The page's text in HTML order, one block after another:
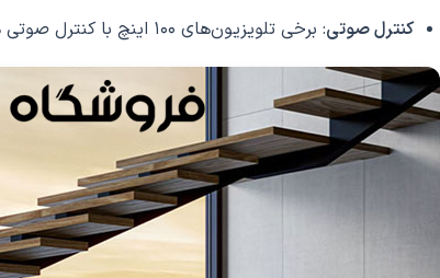
کنترل صوتی: برخی تلویزیون‌های 100 اینچ با کنترل صوتی هوشمند همراه هستند که به کاربران اجازه می‌دهد تا با استفاده از صدای خود، تنظیمات صوتی را تنظیم کنند.